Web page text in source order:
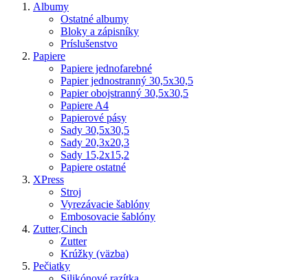
Albumy
Ostatné albumy
Bloky a zápisníky
Príslušenstvo
Papiere
Papiere jednofarebné
Papier jednostranný 30,5x30,5
Papier obojstranný 30,5x30,5
Papiere A4
Papierové pásy
Sady 30,5x30,5
Sady 20,3x20,3
Sady 15,2x15,2
Papiere ostatné
XPress
Stroj
Vyrezávacie šablóny
Embosovacie šablóny
Zutter,Cinch
Zutter
Krúžky (väzba)
Pečiatky